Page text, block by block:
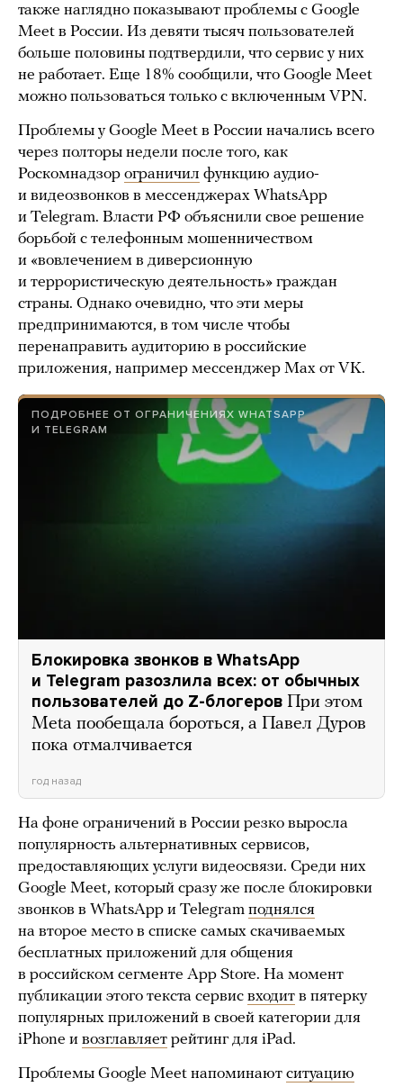
также наглядно показывают проблемы с Google
Meet в России. Из девяти тысяч пользователей
больше половины подтвердили, что сервис у них
не работает. Еще 18% сообщили, что Google Meet
можно пользоваться только с включенным VPN.
Проблемы у Google Meet в России начались всего
через полторы недели после того, как
Роскомнадзор ограничил функцию аудио-
и видеозвонков в мессенджерах WhatsApp
и Telegram. Власти РФ объяснили свое решение
борьбой с телефонным мошенничеством
и «вовлечением в диверсионную
и террористическую деятельность» граждан
страны. Однако очевидно, что эти меры
предпринимаются, в том числе чтобы
перенаправить аудиторию в российские
приложения, например мессенджер Max от VK.
ПОДРОБНЕЕ ОТ ОГРАНИЧЕНИЯХ WHATSAPP
И TELEGRAM
Блокировка звонков в WhatsApp
и Telegram разозлила всех: от обычных
пользователей до Z-блогеров При этом
Meta пообещала бороться, а Павел Дуров
пока отмалчивается
год назад
На фоне ограничений в России резко выросла
популярность альтернативных сервисов,
предоставляющих услуги видеосвязи. Среди них
Google Meet, который сразу же после блокировки
звонков в WhatsApp и Telegram поднялся
на второе место в списке самых скачиваемых
бесплатных приложений для общения
в российском сегменте App Store. На момент
публикации этого текста сервис входит в пятерку
популярных приложений в своей категории для
iPhone и возглавляет рейтинг для iPad.
Проблемы Google Meet напоминают ситуацию